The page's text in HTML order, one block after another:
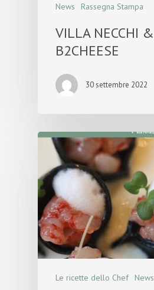
News Rassegna Stampa
VILLA NECCHI &
B2CHEESE
30 settembre 2022
Le ricette dello Chef
News